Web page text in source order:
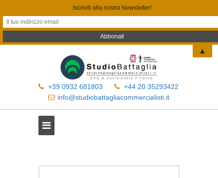
+39 0932 681803
+44 20 35293422
info@studiobattagliacommercialisti.it
Iscriviti alla nostra Newsletter!
▲